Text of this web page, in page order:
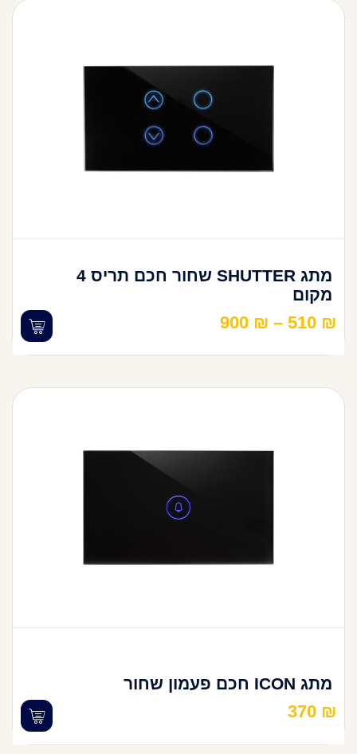
מתג SHUTTER שחור חכם תריס 4
מקום
510 ₪
–
900 ₪
מתג ICON חכם פעמון שחור
370 ₪